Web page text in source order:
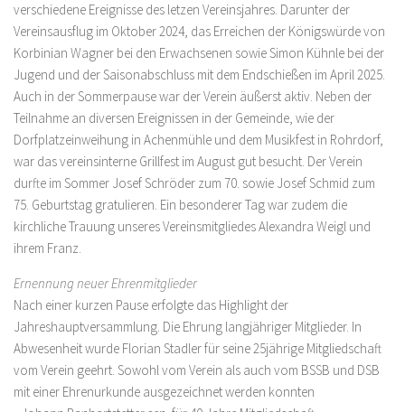
verschiedene Ereignisse des letzen Vereinsjahres. Darunter der
Vereinsausflug im Oktober 2024, das Erreichen der Königswürde von
Korbinian Wagner bei den Erwachsenen sowie Simon Kühnle bei der
Jugend und der Saisonabschluss mit dem Endschießen im April 2025.
Auch in der Sommerpause war der Verein äußerst aktiv. Neben der
Teilnahme an diversen Ereignissen in der Gemeinde, wie der
Dorfplatzeinweihung in Achenmühle und dem Musikfest in Rohrdorf,
war das vereinsinterne Grillfest im August gut besucht. Der Verein
durfte im Sommer Josef Schröder zum 70. sowie Josef Schmid zum
75. Geburtstag gratulieren. Ein besonderer Tag war zudem die
kirchliche Trauung unseres Vereinsmitgliedes Alexandra Weigl und
ihrem Franz.
Ernennung neuer Ehrenmitglieder
Nach einer kurzen Pause erfolgte das Highlight der
Jahreshauptversammlung. Die Ehrung langjähriger Mitglieder. In
Abwesenheit wurde Florian Stadler für seine 25jährige Mitgliedschaft
vom Verein geehrt. Sowohl vom Verein als auch vom BSSB und DSB
mit einer Ehrenurkunde ausgezeichnet werden konnten